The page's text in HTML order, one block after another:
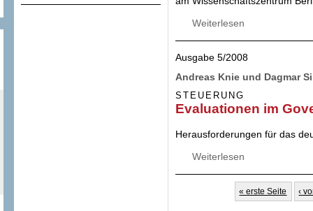
Weiterlesen
Ausgabe 5/2008
Andreas Knie und Dagmar
STEUERUNG
Evaluationen im
Herausforderungen für das
Weiterlesen
« erste Seite ‹